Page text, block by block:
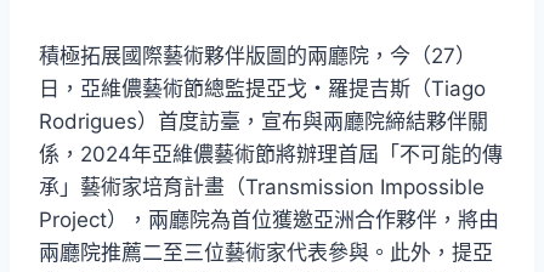
積極拓展國際藝術夥伴版圖的兩廳院，今（27）
日，亞維儂藝術節總監提亞戈・羅提吉斯（Tiago
Rodrigues）首度訪臺，宣布與兩廳院締結夥伴關
係，2024年亞維儂藝術節將辦理首屆「不可能的傳
承」藝術家培育計畫（Transmission Impossible
Project），兩廳院為首位獲邀亞洲合作夥伴，將由
兩廳院推薦二至三位藝術家代表參與。此外，提亞